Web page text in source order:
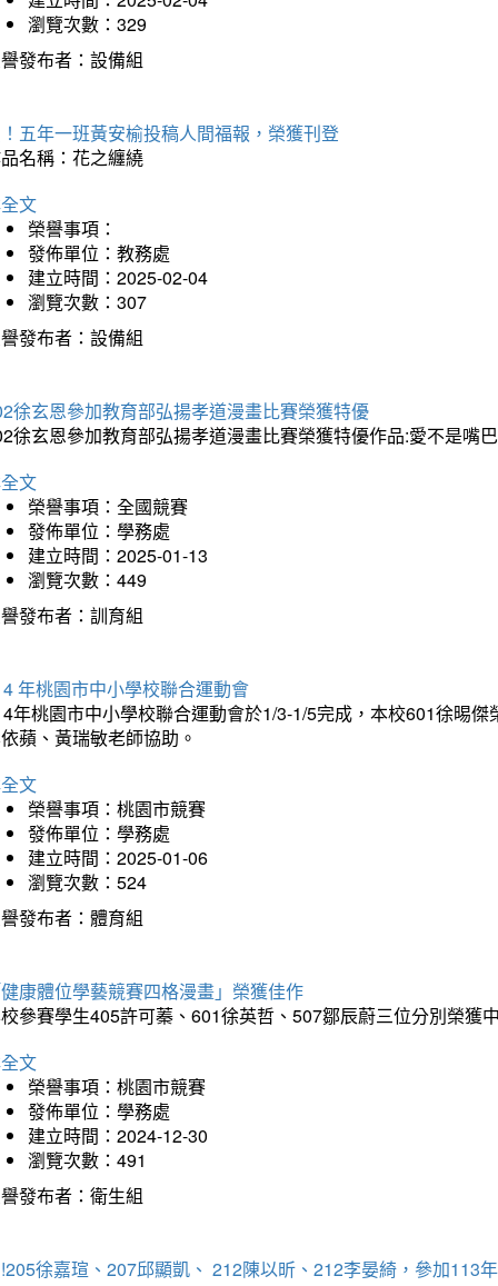
瀏覽次數：329
發布者：設備組
五年一班黃安榆投稿人間福報，榮獲刊登
名稱：花之纏繞
文
榮譽事項：
發佈單位：教務處
建立時間：2025-02-04
瀏覽次數：307
發布者：設備組
徐玄恩參加教育部弘揚孝道漫畫比賽榮獲特優
徐玄恩參加教育部弘揚孝道漫畫比賽榮獲特優作品:愛不是嘴
文
榮譽事項：全國競賽
發佈單位：學務處
建立時間：2025-01-13
瀏覽次數：449
發布者：訓育組
年桃園市中小學校聯合運動會
年桃園市中小學校聯合運動會於1/3-1/5完成，本校601徐晹
蘋、黃瑞敏老師協助。
文
榮譽事項：桃園市競賽
發佈單位：學務處
建立時間：2025-01-06
瀏覽次數：524
發布者：體育組
康體位學藝競賽四格漫畫」榮獲佳作
參賽學生405許可蓁、601徐英哲、507鄒辰蔚三位分別榮獲
文
榮譽事項：桃園市競賽
發佈單位：學務處
建立時間：2024-12-30
瀏覽次數：491
發布者：衛生組
徐嘉瑄、207邱顯凱、 212陳以昕、212李晏綺，參加113